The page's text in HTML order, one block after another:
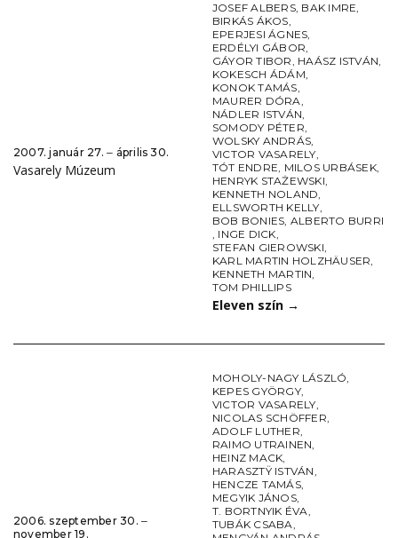
2007. január 27. ‒ április 30.
Vasarely Múzeum
JOSEF ALBERS, BAK IMRE,
BIRKÁS ÁKOS,
EPERJESI ÁGNES,
ERDÉLYI GÁBOR,
GÁYOR TIBOR, HAÁSZ ISTVÁN,
KOKESCH ÁDÁM,
KONOK TAMÁS,
MAURER DÓRA,
NÁDLER ISTVÁN,
SOMODY PÉTER,
WOLSKY ANDRÁS,
VICTOR VASARELY,
TÓT ENDRE, MILOS URBÁSEK,
HENRYK STAŻEWSKI,
KENNETH NOLAND,
ELLSWORTH KELLY,
BOB BONIES, ALBERTO BURRI
, INGE DICK,
STEFAN GIEROWSKI,
KARL MARTIN HOLZHÄUSER,
KENNETH MARTIN,
TOM PHILLIPS
Eleven szín →
2006. szeptember 30. ‒
november 19.
MOHOLY-NAGY LÁSZLÓ,
KEPES GYÖRGY,
VICTOR VASARELY,
NICOLAS SCHÖFFER,
ADOLF LUTHER,
RAIMO UTRAINEN,
HEINZ MACK,
HARASZTŸ ISTVÁN,
HENCZE TAMÁS,
MEGYIK JÁNOS,
T. BORTNYIK ÉVA,
TUBÁK CSABA,